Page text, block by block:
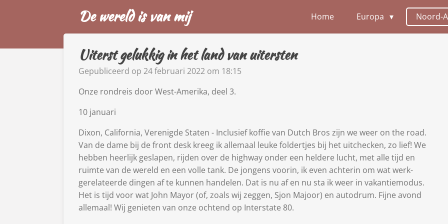
de
De wereld is van mij Home Europa Noord-
Uiterst gelukkig in het land van uitersten
Gepubliceerd op 24 februari 2022 om 18:15
Onze rondreis door West-Amerika, deel 3.
10 januari
Dixon, California, Verenigde Staten - Inclusief koffie van Dutch Bros zijn we weer on the road.
Van de dame bij de front desk kreeg ik allemaal leuke foldertjes bij het uitchecken, zo lief! We
hebben heerlijk geslapen, rijden over de highway onder een heldere lucht, met alle tijd en
ruimte van de wereld en een volle tank. De jongens voorin, ik even achterin om wat werk-
gerelateerde dingen af te kunnen handelen. Dat is nu af en nu sta ik weer in vakantiemodus.
Het is tijd voor wat John Mayor (of, zoals wij zeggen, Sjon Majoor) en autodrum. Fijne avond
allemaal! Wij genieten van onze ochtend op Interstate 80.